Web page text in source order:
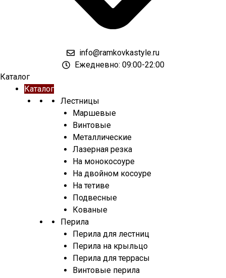
info@ramkovkastyle.ru
Ежедневно: 09:00-22:00
Каталог
Каталог
Лестницы
Маршевые
Винтовые
Металлические
Лазерная резка
На монокосоуре
На двойном косоуре
На тетиве
Подвесные
Кованые
Перила
Перила для лестниц
Перила на крыльцо
Перила для террасы
Винтовые перила